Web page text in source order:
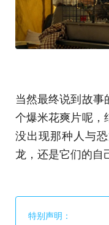
当然最终说到故事
个爆米花爽片呢，
没出现那种人与
龙，还是它们的自
特别声明：